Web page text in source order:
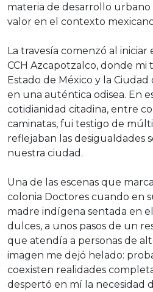
materia de desarrollo
valor en el contexto
La travesía comenzó al iniciar
CCH Azcapotzalco, donde mi
Estado de México y la
en una auténtica odisea. En
cotidianidad citadina, entre
caminatas, fui testigo de
reflejaban las desigualdades
nuestra ciudad.
Una de las escenas que
colonia Doctores cuando en
madre indígena sentada en
dulces, a unos pasos de un
que atendía a personas de
imagen me dejó helado:
coexisten realidades
despertó en mí la necesidad